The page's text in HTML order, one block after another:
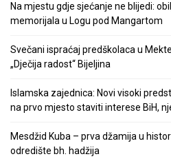
Na mjestu gdje sjećanje ne blijedi:
memorijala u Logu pod Mangartom
Svečani ispraćaj predškolaca u
„Dječija radost“ Bijeljina
Islamska zajednica: Novi visoki
na prvo mjesto staviti interese BiH,
Mesdžid Kuba – prva džamija u
odredište bh. hadžija